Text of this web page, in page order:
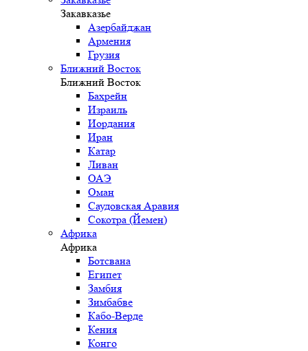
Закавказье
Азербайджан
Армения
Грузия
Ближний Восток
Ближний Восток
Бахрейн
Израиль
Иордания
Иран
Катар
Ливан
ОАЭ
Оман
Саудовская Аравия
Сокотра (Йемен)
Африка
Африка
Ботсвана
Египет
Замбия
Зимбабве
Кабо-Верде
Кения
Конго